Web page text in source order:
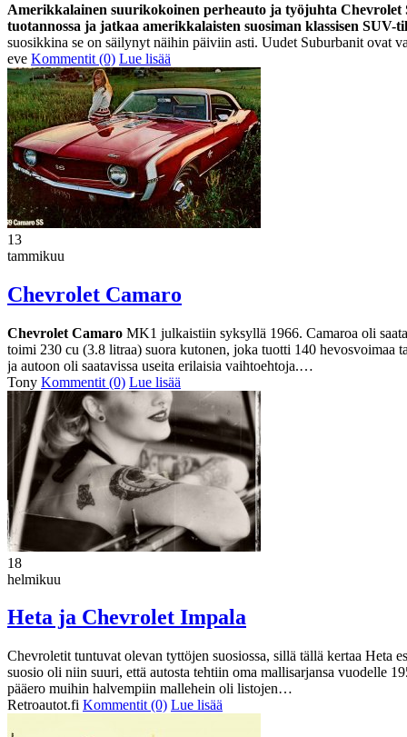
Amerikkalainen suurikokoinen perheauto ja työjuhta
tuotannossa ja jatkaa amerikkalaisten suosiman klassisen
suosikkina se on säilynyt näihin päiviin asti. Uudet Suburbanit ovat
eve Kommentit (0) Lue lisää
13
tammikuu
Chevrolet Camaro
Chevrolet Camaro MK1 julkaistiin syksyllä 1966. Camaroa oli
toimi 230 cu (3.8 litraa) suora kutonen, joka tuotti 140 hevosvoimaa
ja autoon oli saatavissa useita erilaisia vaihtoehtoja.…
Tony Kommentit (0) Lue lisää
18
helmikuu
Heta ja Chevrolet Impala
Chevroletit tuntuvat olevan tyttöjen suosiossa, sillä tällä kertaa
suosio oli niin suuri, että autosta tehtiin oma mallisarjansa vuodelle
pääero muihin halvempiin mallehein oli listojen…
Retroautot.fi Kommentit (0) Lue lisää